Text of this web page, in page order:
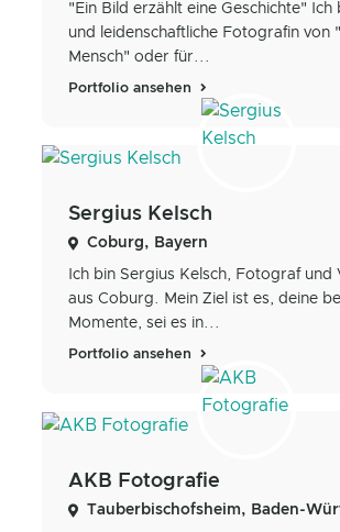
"Ein Bild erzählt eine Geschichte" Ich
und leidenschaftliche Fotografin von
Mensch" oder für...
Portfolio ansehen
Sergius Kelsch
Coburg, Bayern
Ich bin Sergius Kelsch, Fotograf und
aus Coburg. Mein Ziel ist es, deine
Momente, sei es in...
Portfolio ansehen
AKB Fotografie
Tauberbischofsheim, Baden-